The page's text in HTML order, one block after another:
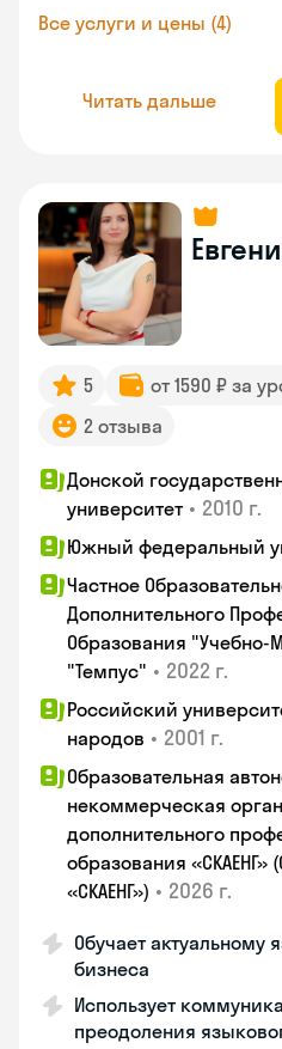
Все услуги и цены (4)
Читать дальше
5 от 1590 ₽ за
2 отзыва
Донской
университет • 2010 г.
Южный федеральный
Частное
Дополнительного
Образования "Учебно-
"Темпус" • 2022 г.
Российский
народов • 2001 г.
Образовательная
некоммерческая
дополнительного
образования «СКАЕНГ»
«СКАЕНГ») • 2026 г.
Обучает актуальному
бизнеса
Использует
преодоления